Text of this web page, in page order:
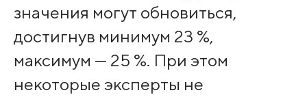
значения могут обновиться,
достигнув минимум 23 %,
максимум — 25 %. При этом
некоторые эксперты не